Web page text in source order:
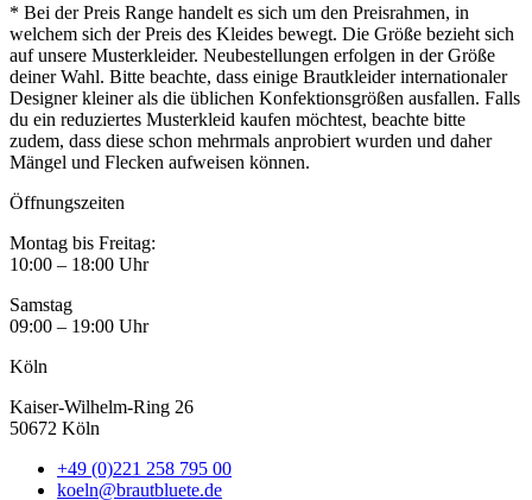
* Bei der Preis Range handelt es sich um den Preisrahmen, in
welchem sich der Preis des Kleides bewegt. Die Größe bezieht sich
auf unsere Musterkleider. Neubestellungen erfolgen in der Größe
deiner Wahl. Bitte beachte, dass einige Brautkleider internationaler
Designer kleiner als die üblichen Konfektionsgrößen ausfallen. Falls
du ein reduziertes Musterkleid kaufen möchtest, beachte bitte
zudem, dass diese schon mehrmals anprobiert wurden und daher
Mängel und Flecken aufweisen können.
Öffnungszeiten
Montag bis Freitag:
10:00 – 18:00 Uhr
Samstag
09:00 – 19:00 Uhr
Köln
Kaiser-Wilhelm-Ring 26
50672 Köln
+49 (0)221 258 795 00
koeln@brautbluete.de